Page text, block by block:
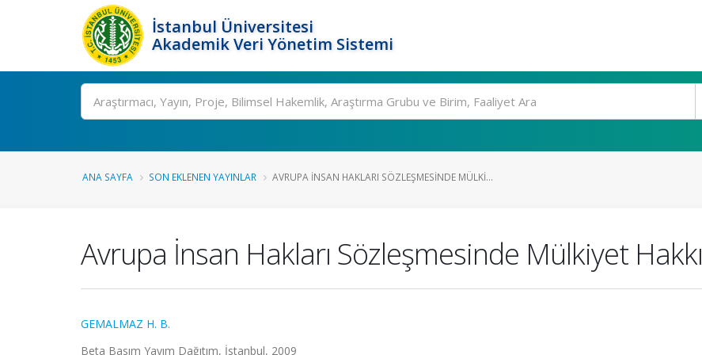
İstanbul Üniversitesi
Akademik Veri Yönetim Sistemi
Ara
ANA SAYFA SON EKLENEN YAYINLAR AVRUPA İNSAN HAKLARI SÖZLEŞMESINDE MÜLKI...
Avrupa İnsan Hakları Sözleşmesinde Mülkiyet Hakkı
GEMALMAZ H. B.
Beta Basım Yayım Dağıtım, İstanbul, 2009